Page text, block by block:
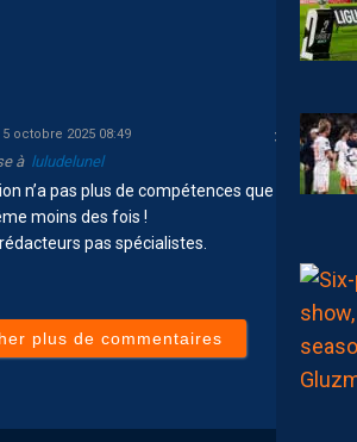
5 octobre 2025 08:49
à luludelunel
n’a pas plus de compétences que toi
moins des fois !
pas spécialistes.
plus de commentaires